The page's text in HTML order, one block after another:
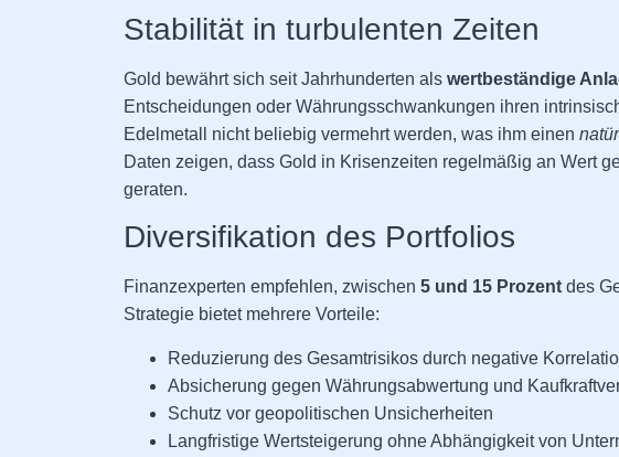
Stabilität in turbulenten Zeiten
Gold bewährt sich seit Jahrhunderten als wertbeständige
Entscheidungen oder Währungsschwankungen ihren
Edelmetall nicht beliebig vermehrt werden, was ihm einen
Daten zeigen, dass Gold in Krisenzeiten regelmäßig an Wert
geraten.
Diversifikation des Portfolios
Finanzexperten empfehlen, zwischen 5 und 15 Prozent des
Strategie bietet mehrere Vorteile:
Reduzierung des Gesamtrisikos durch negative
Absicherung gegen Währungsabwertung und
Schutz vor geopolitischen Unsicherheiten
Langfristige Wertsteigerung ohne Abhängigkeit von